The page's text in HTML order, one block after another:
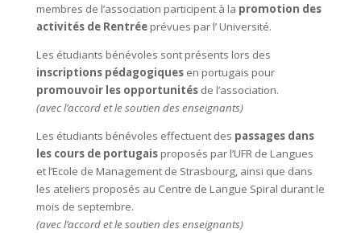
membres de l’association participent à la promotion des
activités de Rentréeprévues par l’ Université.
Les étudiants bénévoles sont présents lors des
inscriptions pédagogiquesen portugais pour
promouvoir les opportunitésde l’association.
(avec l’accord et le soutien des enseignants)
Les étudiants bénévoles effectuent des passages dans
les cours de portugaisproposés par l’UFR de Langues
et l’Ecole de Management de Strasbourg, ainsi que dans
les ateliers proposés au Centre de Langue Spiral durant le
mois de septembre.
(avec l’accord et le soutien des enseignants)